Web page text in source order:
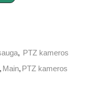
, PTZ kameros
, Main, PTZ kameros